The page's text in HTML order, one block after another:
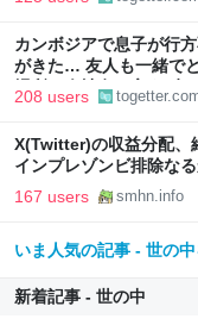
カンボジアで息子が行
がきた… 友人も一緒で
場所や会社名も言えず
208 users
X(Twitter)の収益分配、
インプレゾンビ排除な
167 users smhn.info
いま人気の記事 - 世の
新着記事 - 世の中